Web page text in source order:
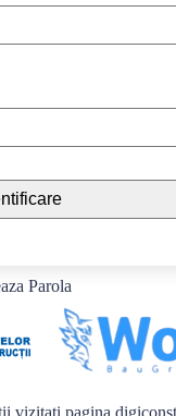
Parola
vizitați pagina